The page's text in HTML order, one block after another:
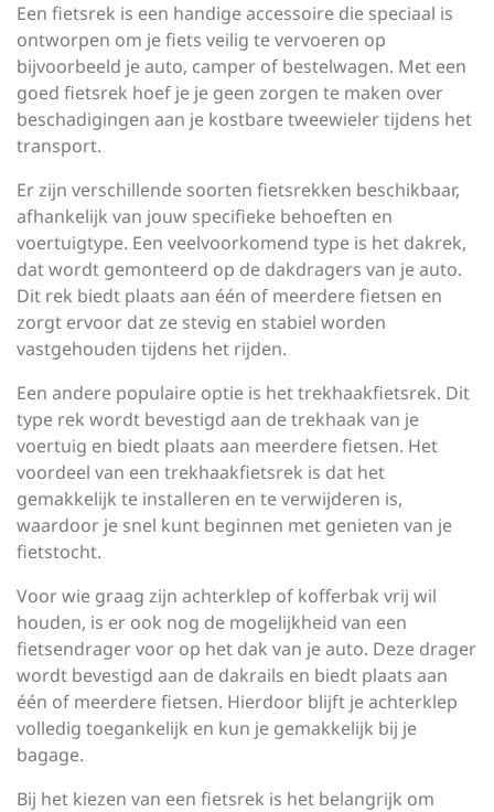
Een fietsrek is een handige accessoire die speciaal is
ontworpen om je fiets veilig te vervoeren op
bijvoorbeeld je auto, camper of bestelwagen. Met een
goed fietsrek hoef je je geen zorgen te maken over
beschadigingen aan je kostbare tweewieler tijdens het
transport.
Er zijn verschillende soorten fietsrekken beschikbaar,
afhankelijk van jouw specifieke behoeften en
voertuigtype. Een veelvoorkomend type is het dakrek,
dat wordt gemonteerd op de dakdragers van je auto.
Dit rek biedt plaats aan één of meerdere fietsen en
zorgt ervoor dat ze stevig en stabiel worden
vastgehouden tijdens het rijden.
Een andere populaire optie is het trekhaakfietsrek. Dit
type rek wordt bevestigd aan de trekhaak van je
voertuig en biedt plaats aan meerdere fietsen. Het
voordeel van een trekhaakfietsrek is dat het
gemakkelijk te installeren en te verwijderen is,
waardoor je snel kunt beginnen met genieten van je
fietstocht.
Voor wie graag zijn achterklep of kofferbak vrij wil
houden, is er ook nog de mogelijkheid van een
fietsendrager voor op het dak van je auto. Deze drager
wordt bevestigd aan de dakrails en biedt plaats aan
één of meerdere fietsen. Hierdoor blijft je achterklep
volledig toegankelijk en kun je gemakkelijk bij je
bagage.
Bij het kiezen van een fietsrek is het belangrijk om